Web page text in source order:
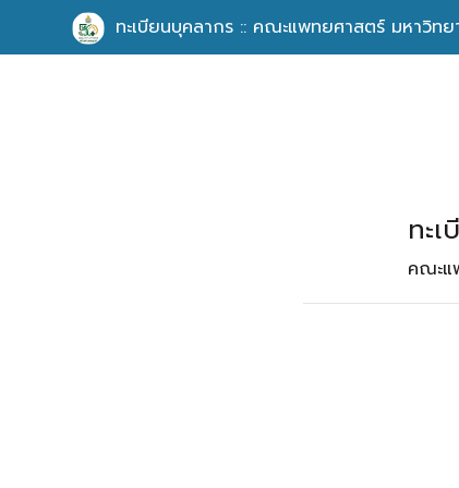
ทะเบียนบุคลากร :: คณะแพทยศาสตร์ มหาวิท
ทะ
คณะแ